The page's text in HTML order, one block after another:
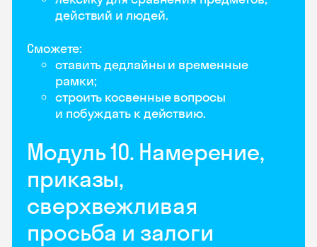
действий и людей.
Сможете:
ставить дедлайны и временные
рамки;
строить косвенные вопросы
и побуждать к действию.
Модуль 10. Намерение,
приказы,
сверхвежливая
просьба и залоги